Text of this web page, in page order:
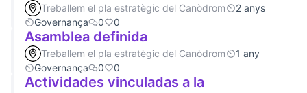
Treballem el pla estratègic del Canòdrom
2 anys
Governança
0 0
Asamblea definida
Treballem el pla estratègic del Canòdrom
1 any
Governança
0 0
Actividades vinculadas a la